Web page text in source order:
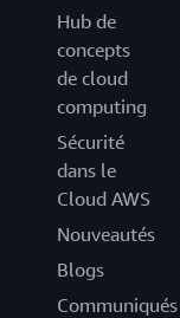
Hub de
concepts
de cloud
computing
Sécurité
dans le
Cloud AWS
Nouveautés
Blogs
Communiqués